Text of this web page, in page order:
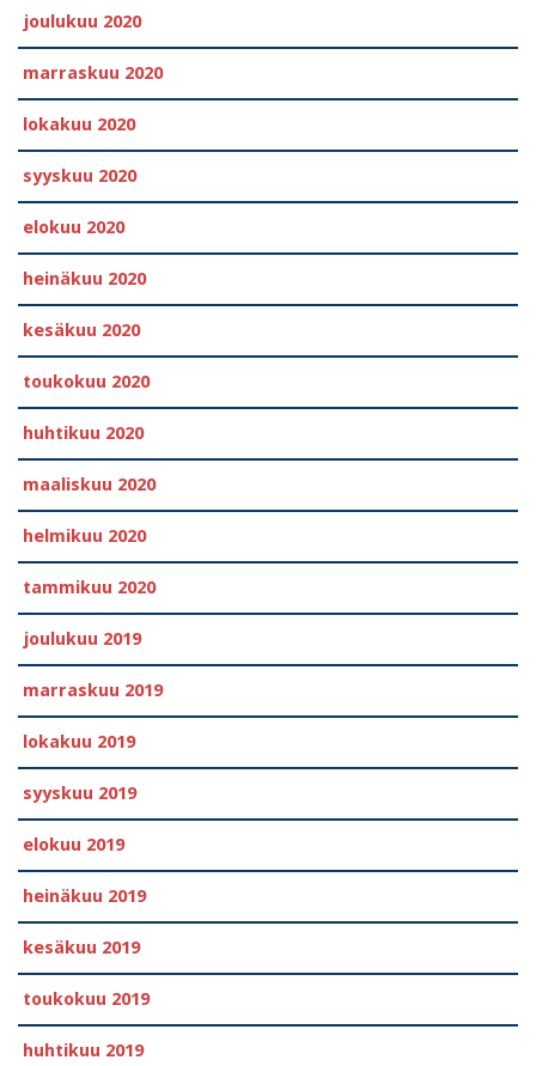
joulukuu 2020
marraskuu 2020
lokakuu 2020
syyskuu 2020
elokuu 2020
heinäkuu 2020
kesäkuu 2020
toukokuu 2020
huhtikuu 2020
maaliskuu 2020
helmikuu 2020
tammikuu 2020
joulukuu 2019
marraskuu 2019
lokakuu 2019
syyskuu 2019
elokuu 2019
heinäkuu 2019
kesäkuu 2019
toukokuu 2019
huhtikuu 2019